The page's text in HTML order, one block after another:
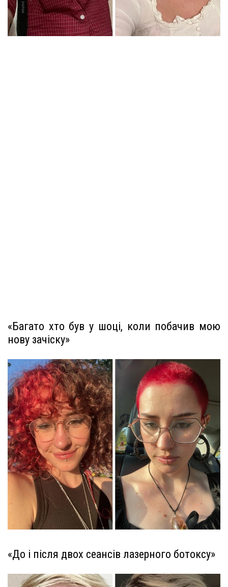
«Багато хто був у шоці, коли побачив мою
нову зачіску»
«До і після двох сеансів лазерного ботоксу»